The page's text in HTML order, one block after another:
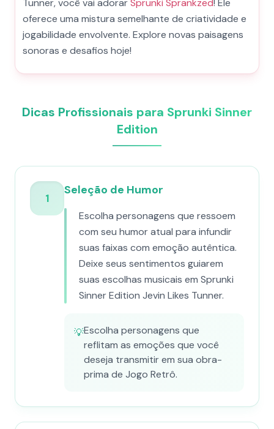
Tunner, você vai adorarSprunki Sprankzed! Ele
oferece uma mistura semelhante de criatividade e
jogabilidade envolvente. Explore novas paisagens
sonoras e desafios hoje!
Dicas Profissionais para Sprunki Sinner
Edition
1
Seleção de Humor
Escolha personagens que ressoem
com seu humor atual para infundir
suas faixas com emoção autêntica.
Deixe seus sentimentos guiarem
suas escolhas musicais em Sprunki
Sinner Edition Jevin Likes Tunner.
💡Escolha personagens que
reflitam as emoções que você
deseja transmitir em sua obra-
prima de Jogo Retrô.